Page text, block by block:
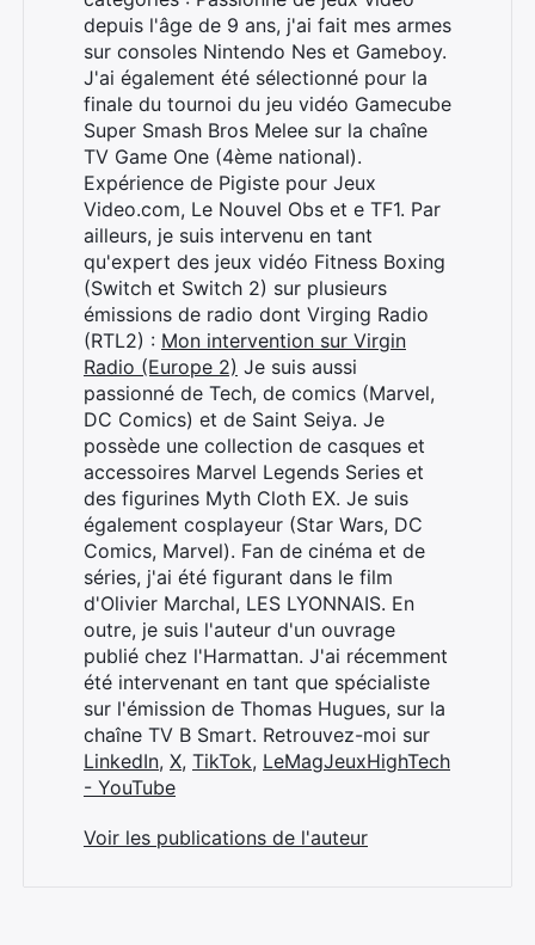
depuis l'âge de 9 ans, j'ai fait mes armes
sur consoles Nintendo Nes et Gameboy.
J'ai également été sélectionné pour la
finale du tournoi du jeu vidéo Gamecube
Super Smash Bros Melee sur la chaîne
TV Game One (4ème national).
Expérience de Pigiste pour Jeux
Video.com, Le Nouvel Obs et e TF1. Par
ailleurs, je suis intervenu en tant
qu'expert des jeux vidéo Fitness Boxing
(Switch et Switch 2) sur plusieurs
émissions de radio dont Virging Radio
(RTL2) : Mon intervention sur Virgin
Radio (Europe 2) Je suis aussi
passionné de Tech, de comics (Marvel,
DC Comics) et de Saint Seiya. Je
possède une collection de casques et
accessoires Marvel Legends Series et
des figurines Myth Cloth EX. Je suis
également cosplayeur (Star Wars, DC
Comics, Marvel). Fan de cinéma et de
séries, j'ai été figurant dans le film
d'Olivier Marchal, LES LYONNAIS. En
outre, je suis l'auteur d'un ouvrage
publié chez l'Harmattan. J'ai récemment
été intervenant en tant que spécialiste
sur l'émission de Thomas Hugues, sur la
chaîne TV B Smart. Retrouvez-moi sur
LinkedIn, X, TikTok, LeMagJeuxHighTech
- YouTube
Voir les publications de l'auteur
Rechercher
: